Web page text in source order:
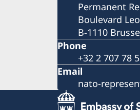
Permanent
Boulevard
B-1110
Phone
+32 2 707 78
Email
nato-